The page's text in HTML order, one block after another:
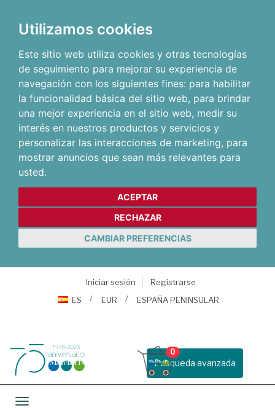
Utilizamos cookies
Este sitio web utiliza cookies y otras tecnologías
de seguimiento para mejorar su experiencia de
navegación con los siguientes fines: para habilitar
la funcionalidad básica del sitio web, para brindar
una mejor experiencia en el sitio web, medir su
interés en nuestros productos y servicios y
personalizar las interacciones de marketing, para
mostrar anuncios que sean más relevantes para
usted.
ACEPTAR
RECHAZAR
CAMBIAR PREFERENCIAS
Iniciar sesión
Registrarse
ES
EUR ESPAÑA PENINSULAR
Busqueda avanzada
0
Toggle navigation